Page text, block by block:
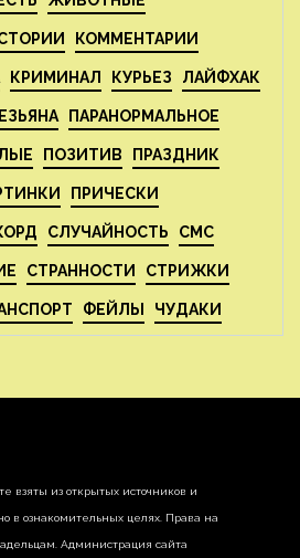
КОММЕНТАРИИ
КРИМИНАЛ КУРЬЕЗ ЛАЙФХАК
ПАРАНОРМАЛЬНОЕ
ПОЗИТИВ ПРАЗДНИК
ПРИЧЕСКИ
СЛУЧАЙНОСТЬ СМС
СТРАННОСТИ СТРИЖКИ
ФЕЙЛЫ ЧУДАКИ
взяты из открытых источников и
в ознакомительных целях. Права на
Администрация сайта